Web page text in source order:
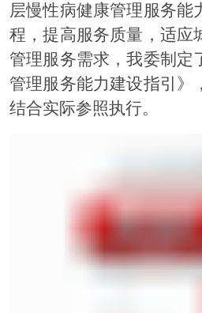
层慢性病健康管理服务能
程，提高服务质量，适应
管理服务需求 ，我委制
管理服务能力建设指引》
结合实际参照执行。